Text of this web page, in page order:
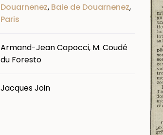
Douarnenez, Baie de Douarnenez,
Paris
Armand-Jean Capocci, M. Coudé
du Foresto
Jacques Join